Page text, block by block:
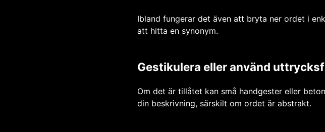
Ibland fungerar det även att bryta ner ordet i
att hitta en synonym.
Gestikulera eller använd
Om det är tillåtet kan små handgester eller
din beskrivning, särskilt om ordet är abstrakt.